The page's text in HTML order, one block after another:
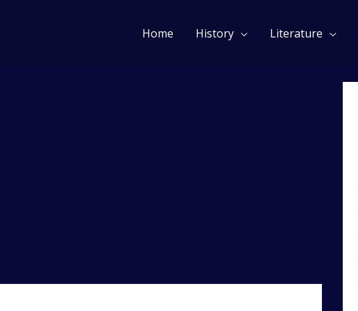
Home History Literature